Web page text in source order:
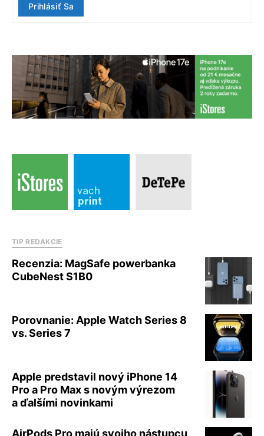
Prihlásiť Sa
TIP REDAKCIE
Recenzia: MagSafe powerbanka
CubeNest S1B0
Porovnanie: Apple Watch Series 8
vs. Series 7
Apple predstavil nový iPhone 14
Pro a Pro Max s novým výrezom
a ďalšími novinkami
AirPods Pro majú svojho nástupcu